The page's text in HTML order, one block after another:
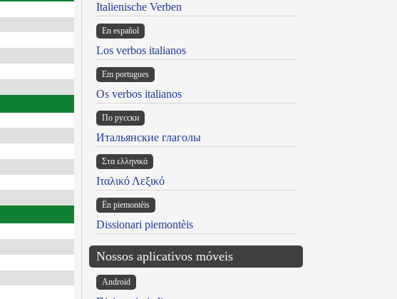
Italienische Verben
En español
Los verbos italianos
Em portugues
Os verbos italianos
По русски
Итальянские глаголы
Στα ελληνικά
Ιταλικό Λεξικό
Ën piemontèis
Dissionari piemontèis
Nossos aplicativos móveis
Android